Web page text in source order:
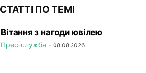
СТАТТІ ПО ТЕМІ
Вітання з нагоди ювілею
Прес-служба - 08.08.2026